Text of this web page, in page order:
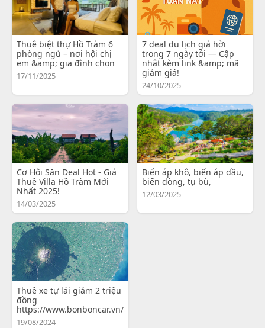
Thuê biệt thự Hồ Tràm 6
phòng ngủ – nơi hội chị
em &amp; gia đình chọn
17/11/2025
7 deal du lịch giá hời
trong 7 ngày tới — Cập
nhật kèm link &amp; mã
giảm giá!
24/10/2025
Cơ Hội Săn Deal Hot - Giá
Thuê Villa Hồ Tràm Mới
Nhất 2025!
14/03/2025
Biến áp khô, biến áp dầu,
biến dòng, tụ bù,
12/03/2025
Thuê xe tự lái giảm 2 triệu
đồng
https://www.bonboncar.vn/
19/08/2024